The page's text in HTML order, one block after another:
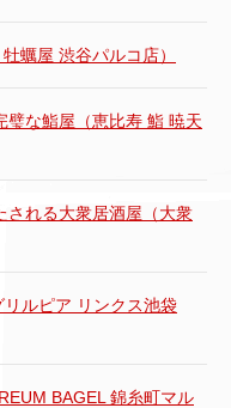
蠣屋 渋谷パルコ店）
な鮨屋（恵比寿 鮨 暁天
される大衆居酒屋（大衆
ルピア リンクス池袋
BAGEL 錦糸町マル